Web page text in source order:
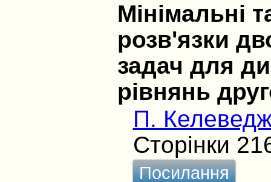
Мінімальні
розв'язки
задач для
рівнянь
П.
Сторінки
Посилання